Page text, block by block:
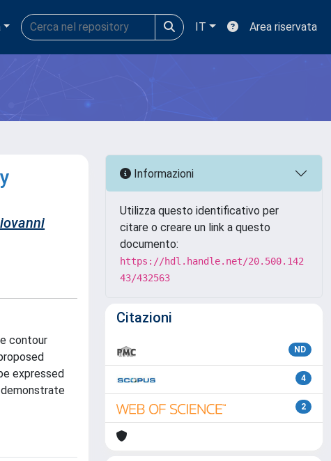
IT Area riservata
contour
expressed
Informazioni
Utilizza questo identificativo per
citare o creare un link a questo
documento:
https://hdl.handle.net/20.500.142
43/432563
Citazioni
ND
4
2